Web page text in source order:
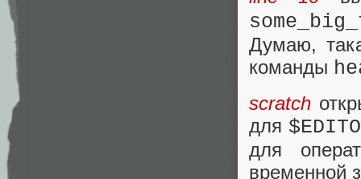
Думаю,
команды
scratch
для
для
временной